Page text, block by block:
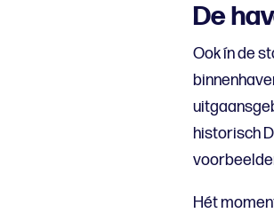
De
Ook ín de
historisch
Hét